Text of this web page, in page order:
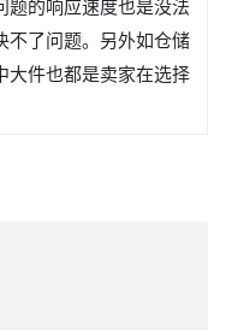
题的响应速度也是没法
不了问题。另外如仓储
大件也都是卖家在选择